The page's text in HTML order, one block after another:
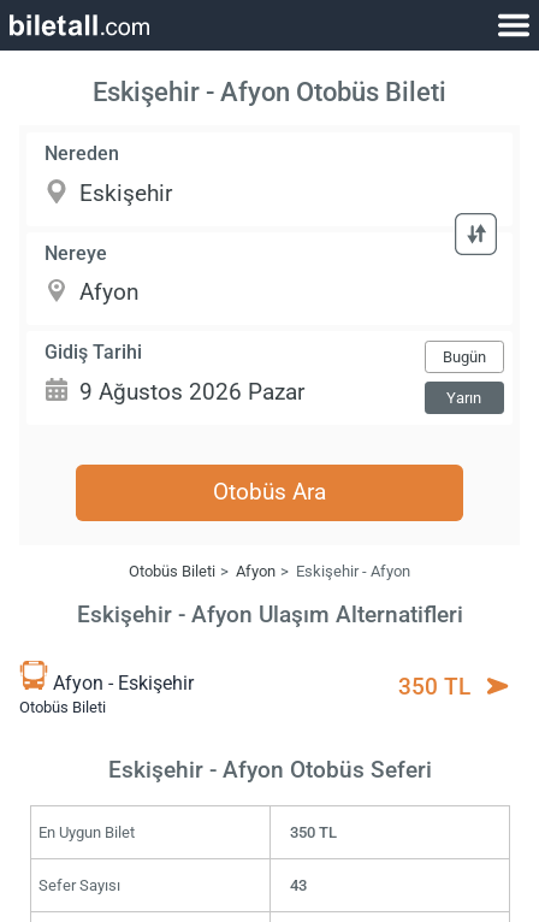
Eskişehir - Afyon Otobüs Bileti
Nereden
Nereye
Gidiş Tarihi Bugün
Yarın
Otobüs Ara
Otobüs Bileti Afyon Eskişehir - Afyon
Eskişehir - Afyon Ulaşım Alternatifleri
Afyon - Eskişehir
Otobüs Bileti
350 TL
Eskişehir - Afyon Otobüs Seferi
En Uygun Bilet 350 TL
Sefer Sayısı 43